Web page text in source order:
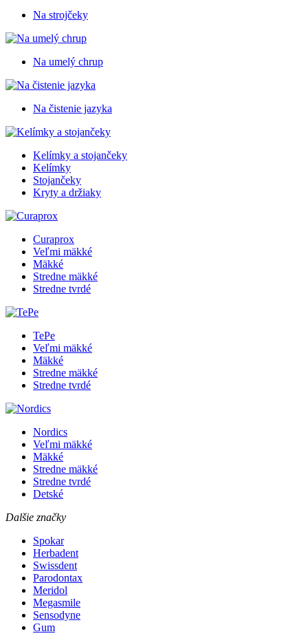
Na strojčeky
Na umelý chrup
Na čistenie jazyka
Kelímky a stojančeky
Kelímky
Stojančeky
Kryty a držiaky
Curaprox
Veľmi mäkké
Mäkké
Stredne mäkké
Stredne tvrdé
TePe
Veľmi mäkké
Mäkké
Stredne mäkké
Stredne tvrdé
Nordics
Veľmi mäkké
Mäkké
Stredne mäkké
Stredne tvrdé
Detské
Dalšie značky
Spokar
Herbadent
Swissdent
Parodontax
Meridol
Megasmile
Sensodyne
Gum